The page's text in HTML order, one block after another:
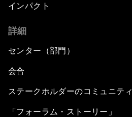
インパクト
詳細
センター（部門）
会合
ステークホルダーのコミュニティ
「フォーラム・ストーリー」